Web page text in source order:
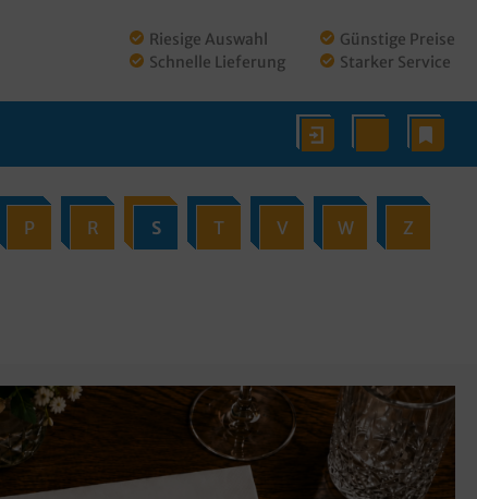
Riesige Auswahl
Schnelle Lieferung
Günstige Preise
Starker Service
P R S T V W Z